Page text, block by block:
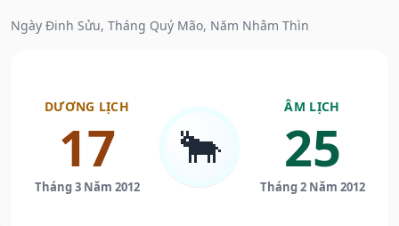
Ngày Đinh Sửu, Tháng Quý Mão, Năm Nhâm Thìn
DƯƠNG LỊCH
17
Tháng 3 Năm 2012
🐂
ÂM LỊCH
25
Tháng 2 Năm 2012